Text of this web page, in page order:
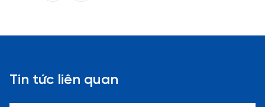
Tin tức liên quan